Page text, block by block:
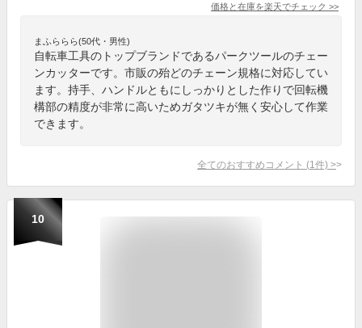
価格と在庫を楽天でチェック >>
まふららら(50代・男性)
自転車工具のトップブランドであるパークツールのチェー
ンカッターです。市販の殆どのチェーン規格に対応してい
ます。持手、ハンドルともにしっかりとした作りで回転機
構部の精度が非常に高いためガタツキが無く安心して作業
できます。
全てのおすすめコメント (1 件) >
10